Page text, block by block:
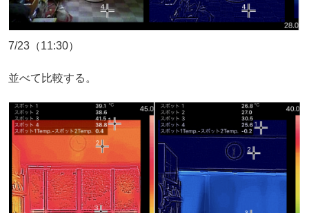
7/23（11:30）
並べて比較する。